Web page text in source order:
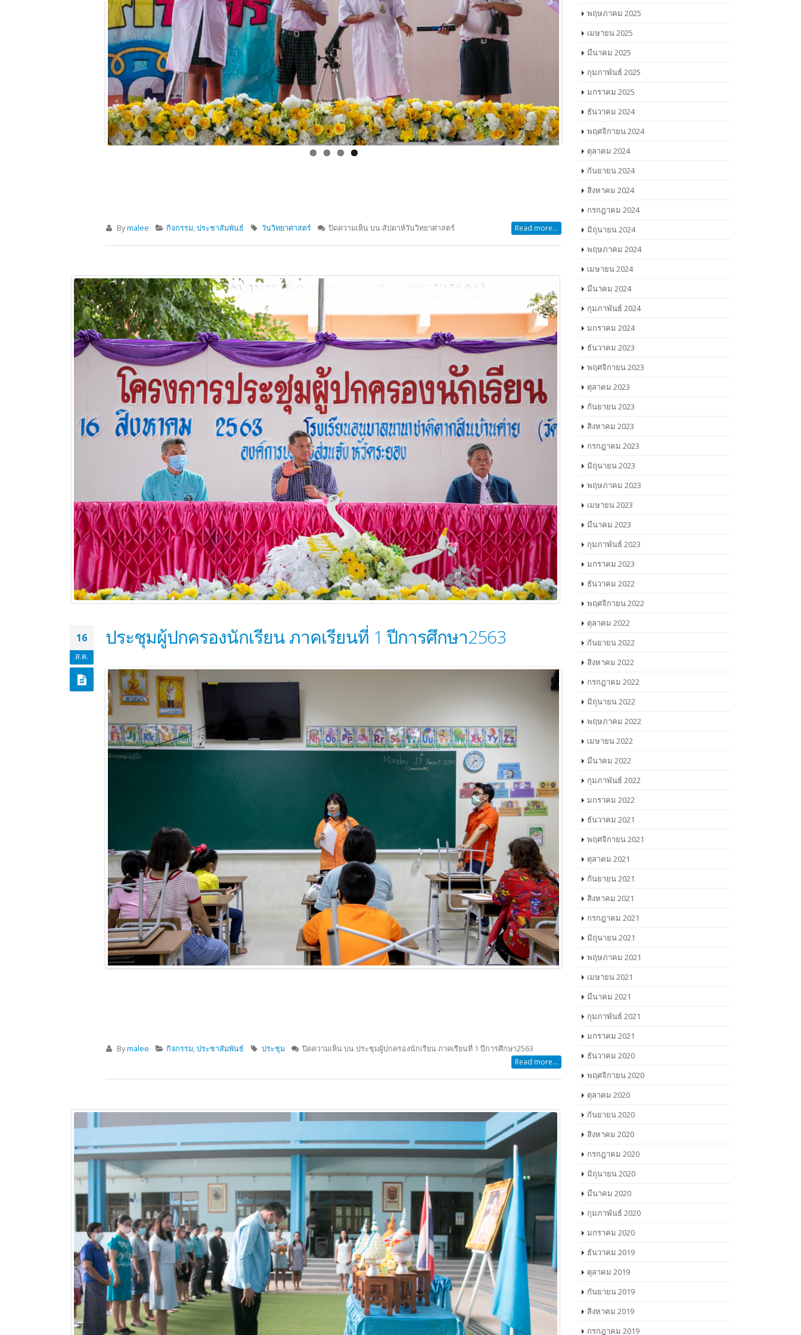
Bymalee กิจกรรม,ประชาสัมพันธ์ วันวิทยาศาสตร์ ปิดความเห็นบน สัปดาห์วันวิทยาศาสตร์ Read more...
16
ส.ค.
ประชุมผู้ปกครองนักเรียน ภาคเรียนที่ 1 ปีการศึกษา2563
Bymalee กิจกรรม,ประชาสัมพันธ์ ประชุม ปิดความเห็นบน ประชุมผู้ปกครองนักเรียน ภาคเรียนที่ 1 ปีการศึกษา2563
Read more...
พฤษภาคม 2025
เมษายน 2025
มีนาคม 2025
กุมภาพันธ์ 2025
มกราคม 2025
ธันวาคม 2024
พฤศจิกายน 2024
ตุลาคม 2024
กันยายน 2024
สิงหาคม 2024
กรกฎาคม 2024
มิถุนายน 2024
พฤษภาคม 2024
เมษายน 2024
มีนาคม 2024
กุมภาพันธ์ 2024
มกราคม 2024
ธันวาคม 2023
พฤศจิกายน 2023
ตุลาคม 2023
กันยายน 2023
สิงหาคม 2023
กรกฎาคม 2023
มิถุนายน 2023
พฤษภาคม 2023
เมษายน 2023
มีนาคม 2023
กุมภาพันธ์ 2023
มกราคม 2023
ธันวาคม 2022
พฤศจิกายน 2022
ตุลาคม 2022
กันยายน 2022
สิงหาคม 2022
กรกฎาคม 2022
มิถุนายน 2022
พฤษภาคม 2022
เมษายน 2022
มีนาคม 2022
กุมภาพันธ์ 2022
มกราคม 2022
ธันวาคม 2021
พฤศจิกายน 2021
ตุลาคม 2021
กันยายน 2021
สิงหาคม 2021
กรกฎาคม 2021
มิถุนายน 2021
พฤษภาคม 2021
เมษายน 2021
มีนาคม 2021
กุมภาพันธ์ 2021
มกราคม 2021
ธันวาคม 2020
พฤศจิกายน 2020
ตุลาคม 2020
กันยายน 2020
สิงหาคม 2020
กรกฎาคม 2020
มิถุนายน 2020
มีนาคม 2020
กุมภาพันธ์ 2020
มกราคม 2020
ธันวาคม 2019
ตุลาคม 2019
กันยายน 2019
สิงหาคม 2019
กรกฎาคม 2019